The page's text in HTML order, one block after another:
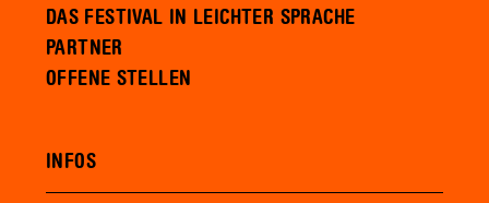
DAS FESTIVAL IN LEICHTER SPRACHE
PARTNER
OFFENE STELLEN
INFOS